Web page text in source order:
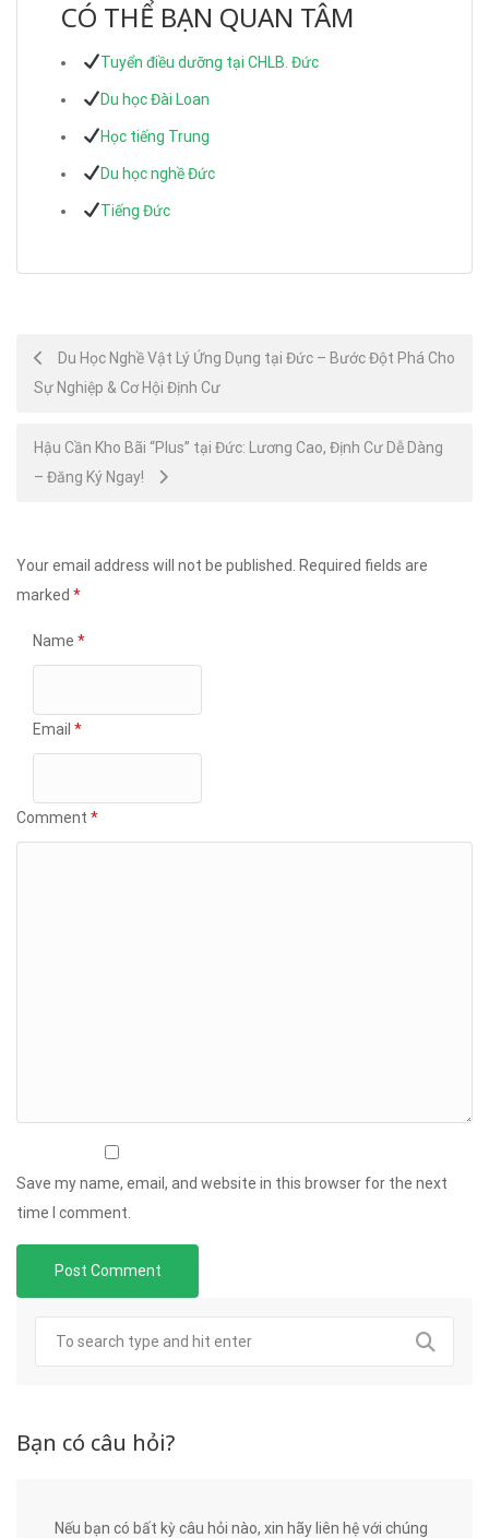
CÓ THỂ BẠN QUAN TÂM
Tuyển điều dưỡng tại CHLB. Đức
Du học Đài Loan
Học tiếng Trung
Du học nghề Đức
Tiếng Đức
Post
navigation
Du Học Nghề Vật Lý Ứng Dụng tại Đức – Bước Đột Phá Cho
Sự Nghiệp & Cơ Hội Định Cư
Hậu Cần Kho Bãi “Plus” tại Đức: Lương Cao, Định Cư Dễ Dàng
– Đăng Ký Ngay!
Your email address will not be published. Required fields are
marked *
Name *
Email *
Comment *
Save my name, email, and website in this browser for the next
time I comment.
Bạn có câu hỏi?
Nếu bạn có bất kỳ câu hỏi nào, xin hãy liên hệ với chúng